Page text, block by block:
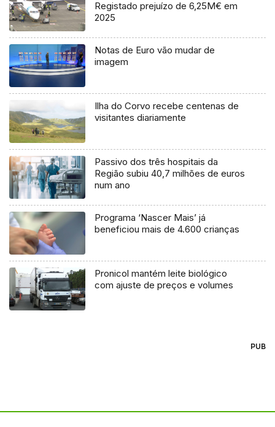
Registado prejuízo de 6,25M€ em
2025
Notas de Euro vão mudar de
imagem
Ilha do Corvo recebe centenas de
visitantes diariamente
Passivo dos três hospitais da
Região subiu 40,7 milhões de euros
num ano
Programa ‘Nascer Mais’ já
beneficiou mais de 4.600 crianças
Pronicol mantém leite biológico
com ajuste de preços e volumes
PUB